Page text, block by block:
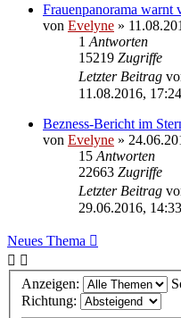
Frauenpanorama warnt
von Evelyne »
1 Antworten
15219 Zugriffe
Letzter Beitrag
11.08.2016, 17:24
Bezness-Bericht im
von Evelyne »
15 Antworten
22663 Zugriffe
Letzter Beitrag
29.06.2016, 14:33
Neues Thema
Anzeigen:
Richtung: